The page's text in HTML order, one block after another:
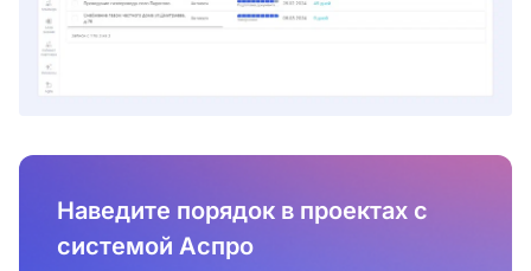
Наведите порядок в проектах с
системой Аспро